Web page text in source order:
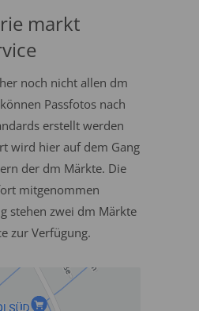
markt
noch nicht allen dm
Passfotos nach
erstellt werden
wird hier auf dem Gang
der dm Märkte. Die
mitgenommen
stehen zwei dm Märkte
zur Verfügung.